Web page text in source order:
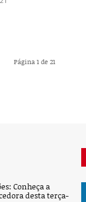
Página 1 de 21
Conheça a
desta terça-